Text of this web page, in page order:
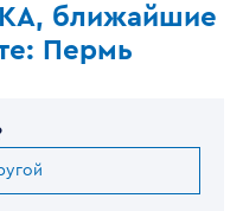
ближайшие
Пермь